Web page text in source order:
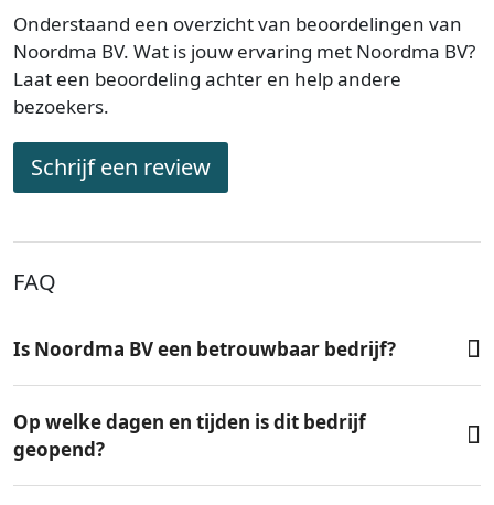
Onderstaand een overzicht van beoordelingen van
Noordma BV. Wat is jouw ervaring met Noordma BV?
Laat een beoordeling achter en help andere
bezoekers.
Schrijf een review
FAQ
Is Noordma BV een betrouwbaar bedrijf?
Op welke dagen en tijden is dit bedrijf
geopend?